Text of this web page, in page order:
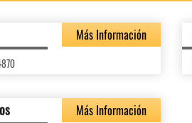
Más Información
Más Información